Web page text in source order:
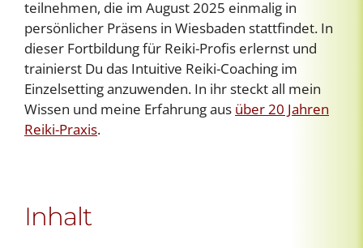
teilnehmen, die im August 2025 einmalig in
persönlicher Präsens in Wiesbaden stattfindet. In
dieser Fortbildung für Reiki-Profis erlernst und
trainierst Du das Intuitive Reiki-Coaching im
Einzelsetting anzuwenden. In ihr steckt all mein
Wissen und meine Erfahrung aus über 20 Jahren
Reiki-Praxis.
Inhalt